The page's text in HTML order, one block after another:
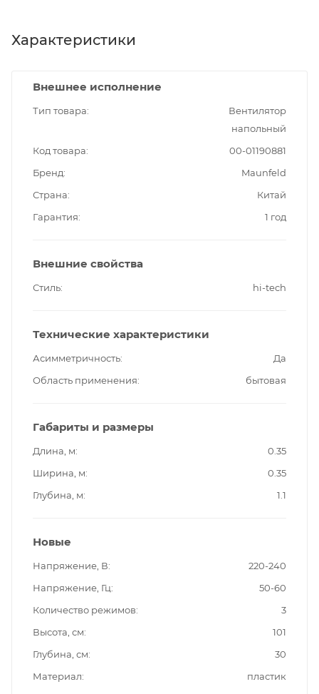
Характеристики
Внешнее исполнение
Тип товара
Вентилятор
напольный
Код товара
00-01190881
Бренд
Maunfeld
Страна
Китай
Гарантия
1 год
Внешние свойства
Стиль hi-tech
Технические характеристики
Асимметричность
Да
Область применения
бытовая
Габариты и размеры
Длина, м
0.35
Ширина, м
0.35
Глубина, м
1.1
Новые
Напряжение, В
220-240
Напряжение, Гц
50-60
Количество режимов
3
Высота, см
101
Глубина, см
30
Материал
пластик